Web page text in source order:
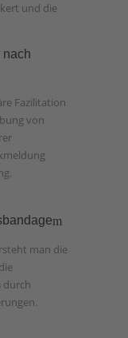
und die
nach
Fazilitation
von
man die
durch